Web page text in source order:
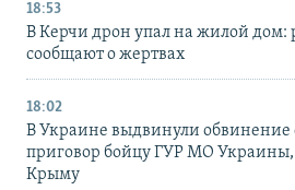
18:53
В Керчи дрон упал на жилой дом:
сообщают о жертвах
18:02
В Украине выдвинули обвинение
приговор бойцу ГУР МО Украины,
Крыму